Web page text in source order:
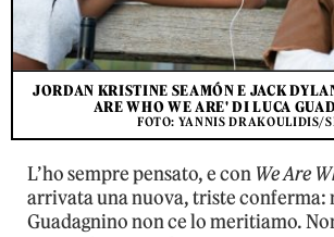
JORDAN KRISTINE SEAMÓN E JACK
ARE WHO WE ARE' DI LUCA
FOTO: YANNIS DRAKOULIDIS/
L’ho sempre pensato, e con We Are
arrivata una nuova, triste conferma:
Guadagnino non ce lo meritiamo.